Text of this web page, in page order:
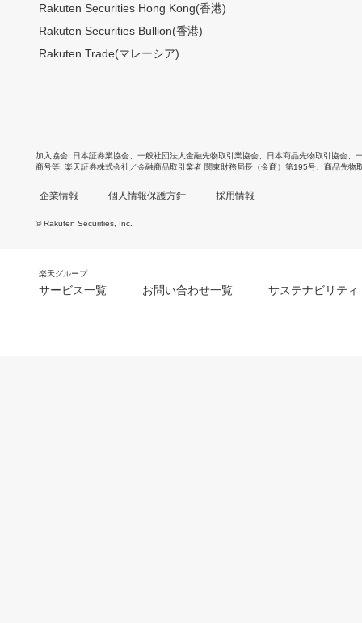
Rakuten Securities Hong Kong(香港)
Rakuten Securities Bullion(香港)
Rakuten Trade(マレーシア)
加入協会 日本証券業協会 一般社団法人金融先物取引業協会 日本商品先物取引協会
商号等 楽天証券株式会社／金融商品取引業者 関東財務局長（金商）第195号、商品先物
企業情報 個人情報保護方針 採用情報
© Rakuten Securities, Inc.
楽天グループ
サービス一覧 お問い合わせ一覧 サステナビリティ